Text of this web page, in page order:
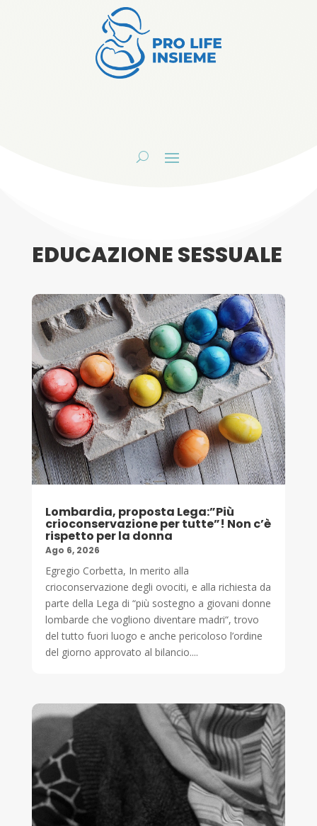
EDUCAZIONE SESSUALE
Lombardia, proposta Lega:”Più
crioconservazione per tutte”! Non c’è
rispetto per la donna
Ago 6, 2026
Egregio Corbetta, In merito alla
crioconservazione degli ovociti, e alla richiesta da
parte della Lega di “più sostegno a giovani donne
lombarde che vogliono diventare madri“, trovo
del tutto fuori luogo e anche pericoloso l’ordine
del giorno approvato al bilancio....